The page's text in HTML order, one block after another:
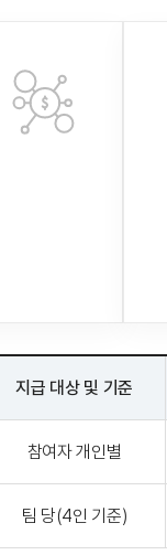
지급 대상 및 기준
참여자 개인별
팀 당(4인 기준)